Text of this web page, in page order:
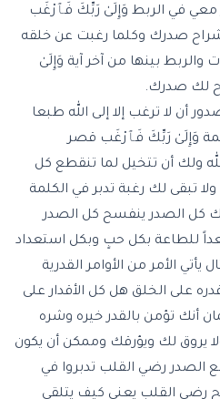
معي في الربط وَإِلَىٰ رَبِّكَ فَٱرْغَب
انشراح صدرك وكلما رغبت عن خلقه
والربط بينها من آخر آية وَإِلَىٰ
لك صدرك.
أن لا ترغب إلا إلى الله طبعا
كلمة وَإِلَىٰ رَبِّكَ فَٱرْغَب قصر
ولك أن تتخيل لما تنقطع كل
تبقى لك رغبة تدبر في الكلمة
كل الصدر ينفسح كل الصدر
للطاعة بكل حبٍ وبكل استعداد
الأمر من الأوامر القدرية
على الخلق هل كل الأقدار على
أنك تؤمن بالقدر خيره وشره
يروق لك ويؤرقك وممكن أن يكون
الصدر رضي القلب تدبروا في
رضي القلب يعني كيف يتلقى